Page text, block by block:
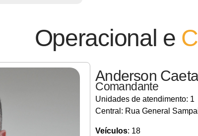
Operacional e
Anderson
Comandante
Unidades de atendimento: 1
Central: Rua General
Veículos: 18